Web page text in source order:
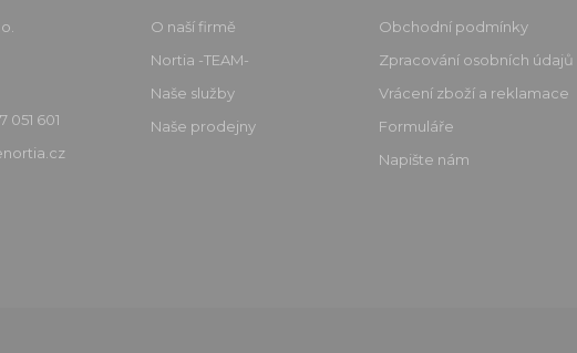
051 601
O naší firmě
Nortia -TEAM-
Naše služby
Naše prodejny
Obchodní podmínky
Zpracování osobních údajů
Vrácení zboží a reklamace
Formuláře
Napište nám